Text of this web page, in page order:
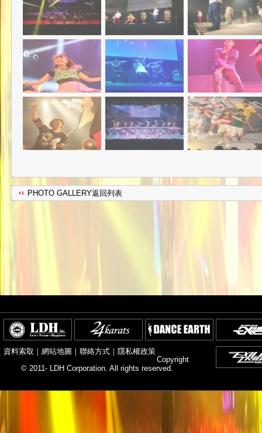
PHOTO GALLERY返回列表
資料索取 ｜ 網站地圖 ｜ 聯絡方式 ｜ 隱私權政策
Copyright
© 2011- LDH Corporation. All rights reserved.